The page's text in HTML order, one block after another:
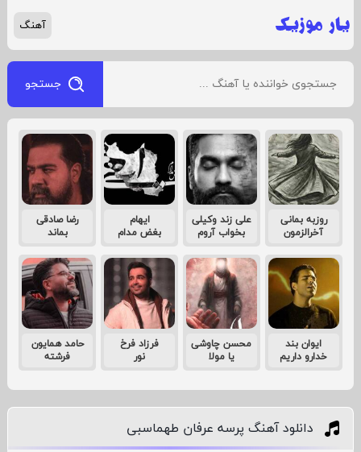
آهنگ
جستجو
روزبه بمانی
آخرالزمون
علی زند وکیلی
بخواب آروم
ایهام
بغض مدام
رضا صادقی
بماند
ایوان بند
خدارو داریم
محسن چاوشی
یا مولا
فرزاد فرخ
نور
حامد همایون
فرشته
دانلود آهنگ پرسه عرفان طهماسبی